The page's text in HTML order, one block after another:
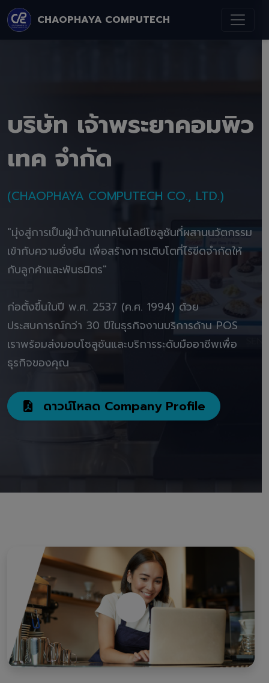
CHAOPHAYA COMPUTECH
บริษัท เจ้าพระยาคอมพิว
เทค จำกัด
(CHAOPHAYA COMPUTECH CO., LTD.)
"มุ่งสู่การเป็นผู้นำด้านเทคโนโลยีโซลูชันที่ผสานนวัตกรรม
เข้ากับความยั่งยืน เพื่อสร้างการเติบโตที่ไร้ขีดจำกัดให้
กับลูกค้าและพันธมิตร"
ก่อตั้งขึ้นในปี พ.ศ. 2537 (ค.ศ. 1994) ด้วย
ประสบการณ์กว่า 30 ปีในธุรกิจงานบริการด้าน POS
เราพร้อมส่งมอบโซลูชันและบริการระดับมืออาชีพเพื่อ
ธุรกิจของคุณ
ดาวน์โหลด Company Profile